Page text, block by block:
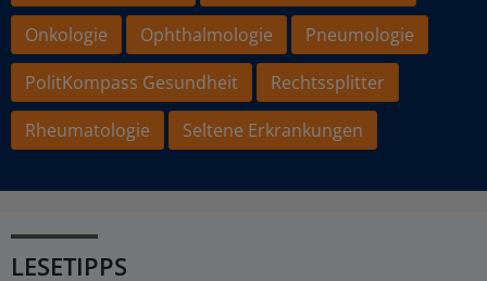
Onkologie
Ophthalmologie
Pneumologie
PolitKompass Gesundheit
Rechtssplitter
Rheumatologie
Seltene Erkrankungen
LESETIPPS